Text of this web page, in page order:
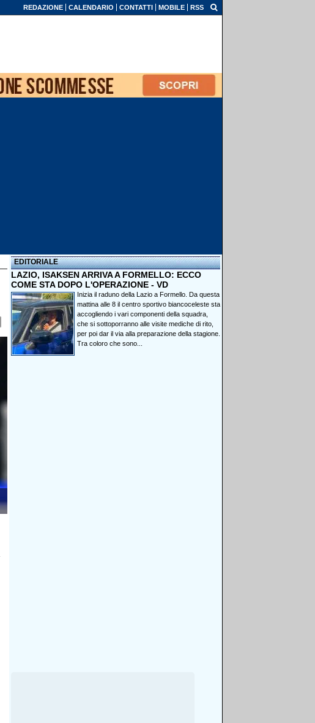
REDAZIONE CALENDARIO CONTATTI MOBILE RSS
EDITORIALE
LAZIO, ISAKSEN ARRIVA A FORMELLO: ECCO
COME STA DOPO L'OPERAZIONE - VD
Inizia il raduno della Lazio a Formello. Da questa
mattina alle 8 il centro sportivo biancoceleste sta
accogliendo i vari componenti della squadra,
che si sottoporranno alle visite mediche di rito,
per poi dar il via alla preparazione della stagione.
Tra coloro che sono...